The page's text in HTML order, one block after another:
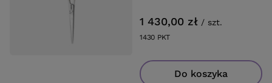
1 430,00 zł / szt.
1430 PKT
Do koszyka